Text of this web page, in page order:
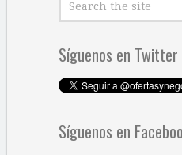
Síguenos en Twitter
Síguenos en